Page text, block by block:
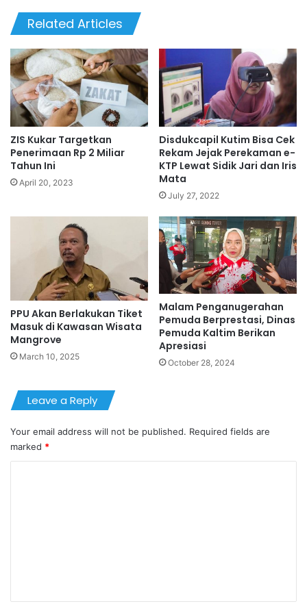
Related Articles
ZIS Kukar Targetkan
Penerimaan Rp 2 Miliar
Tahun Ini
April 20, 2023
Disdukcapil Kutim Bisa Cek
Rekam Jejak Perekaman e-
KTP Lewat Sidik Jari dan Iris
Mata
July 27, 2022
PPU Akan Berlakukan Tiket
Masuk di Kawasan Wisata
Mangrove
March 10, 2025
Malam Penganugerahan
Pemuda Berprestasi, Dinas
Pemuda Kaltim Berikan
Apresiasi
October 28, 2024
Leave a Reply
Your email address will not be published. Required fields are
marked *